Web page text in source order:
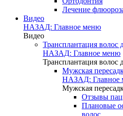
Лечение
Видео
НАЗАД: Главное меню
Видео
Трансплантация волос
НАЗАД: Главное меню
Трансплантация волос
Мужская
НАЗАД: Главное
Мужская
Отзывы
Плановые
волос